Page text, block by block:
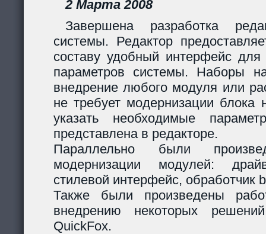
2 Марта 2008
Завершена разработка
системы. Редактор
составу удобный интерфейс для
параметров системы. Наборы
внедрение любого модуля или
не требует модернизации блока
указать необходимые
представлена в редакторе.
Параллельно были
модернизации модулей:
стилевой интерфейс, обработчик
Также были произведены
внедрению некоторых
QuickFox.